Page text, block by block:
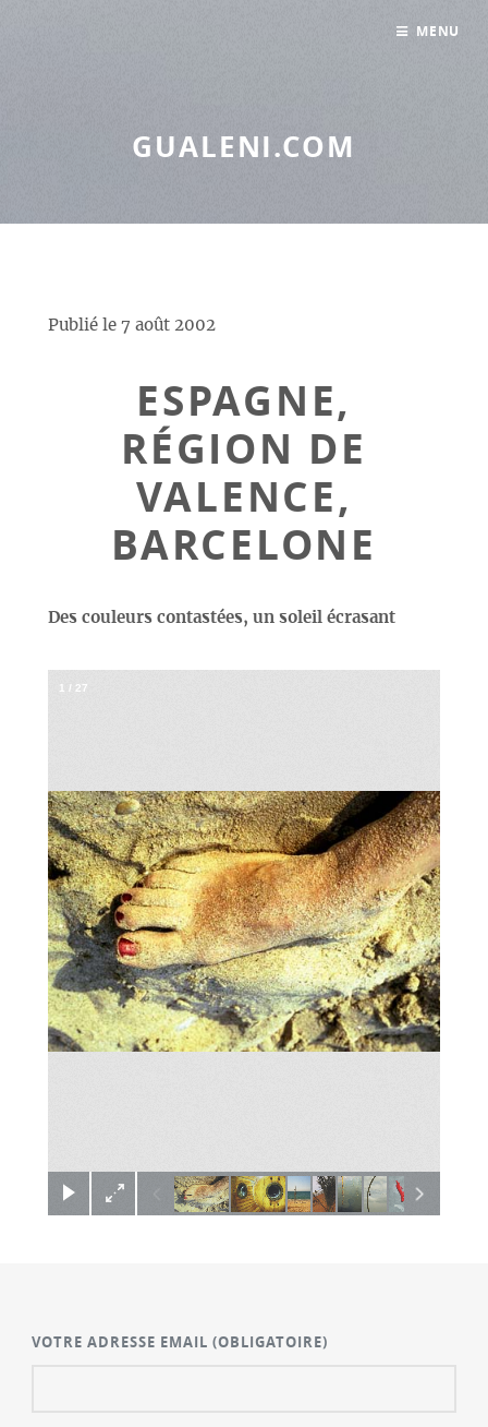
GUALENI.COM
Publié le 7 août 2002
ESPAGNE,
RÉGION DE
VALENCE,
BARCELONE
Des couleurs contastées, un soleil écrasant
×
1 / 27
VOTRE ADRESSE EMAIL(OBLIGATOIRE)
MENU